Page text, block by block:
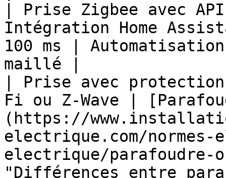
| Prise Zigbee avec
Intégration Home
100 ms |
maillé |
| Prise avec
Fi ou Z-Wave |
(https://
electrique.com/
electrique/parafoudre-
"Différences entre